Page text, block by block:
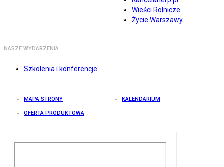
Wieści Rolnicze
Życie Warszawy
NASZE WYDARZENIA
Szkolenia i konferencje
MAPA STRONY KALENDARIUM
OFERTA PRODUKTOWA